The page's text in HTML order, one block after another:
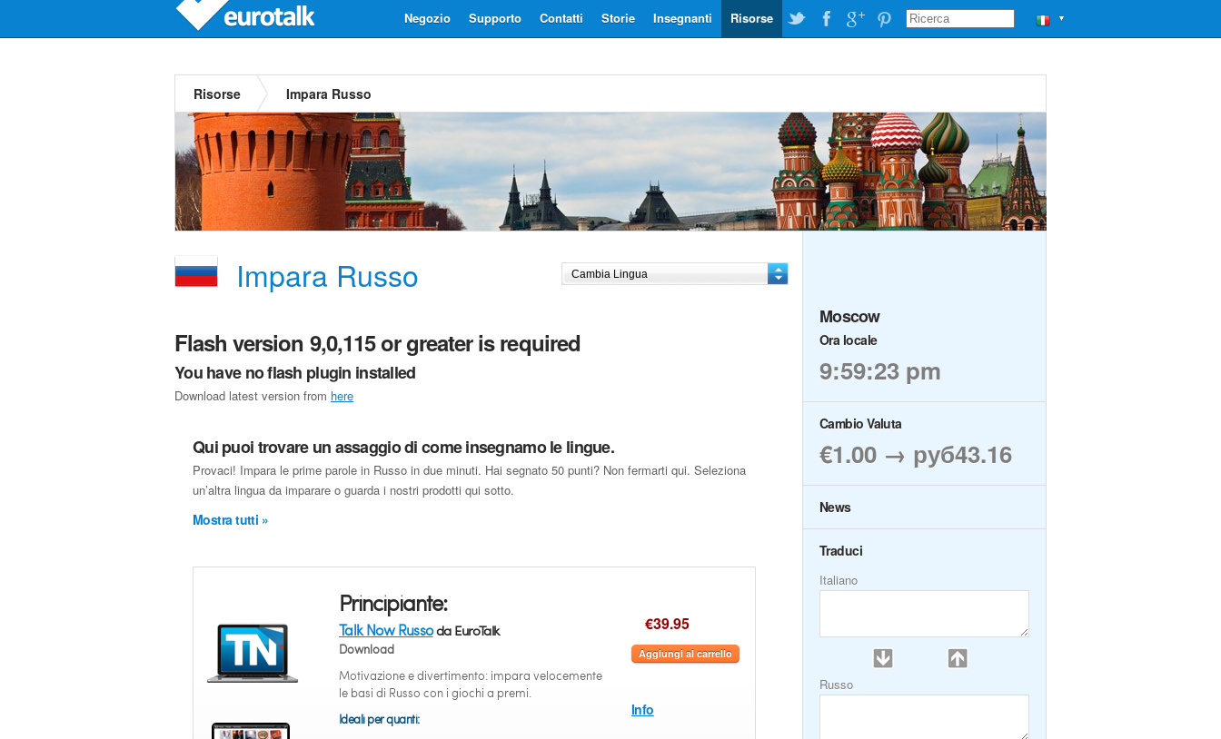
▼
Risorse
Insegnanti
Storie
Contatti
Supporto
Negozio
Risorse Impara Russo
Impara Russo
Flash version 9,0,115 or greater is required
You have no flash plugin installed
Download latest version from here
Qui puoi trovare un assaggio di come insegnamo le lingue.
Provaci! Impara le prime parole in Russo in due minuti. Hai segnato 50 punti? Non fermarti qui. Seleziona
un’altra lingua da imparare o guarda i nostri prodotti qui sotto.
Mostra tutti »
Principiante:
Talk Now Russoda EuroTalk
Download
Motivazione e divertimento: impara velocemente
le basi di Russo con i giochi a premi.
Ideali per quanti:
€39.95
Aggiungi al carrello
Info
Moscow
Ora locale
9:59:24 pm
Cambio Valuta
€1.00 → руб43.16
News
Traduci
Italiano
Russo